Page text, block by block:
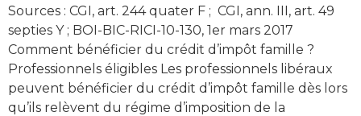
Sources : CGI, art. 244 quater F ; CGI, ann. III, art. 49
septies Y ; BOI-BIC-RICI-10-130, 1er mars 2017
Comment bénéficier du crédit d’impôt famille ?
Professionnels éligibles Les professionnels libéraux
peuvent bénéficier du crédit d’impôt famille dès lors
qu’ils relèvent du régime d’imposition de la